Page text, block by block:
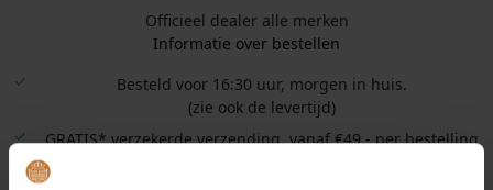
Officieel dealer alle merken
Informatie over bestellen
Besteld voor 16:30 uur, morgen in huis.
(zie ook de levertijd)
GRATIS* verzekerde verzending, vanaf €49,- per bestelling